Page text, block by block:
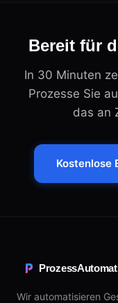
Bereit für
In 30 Minuten
Prozesse Sie
das an
Kostenlose
Wir automatisieren